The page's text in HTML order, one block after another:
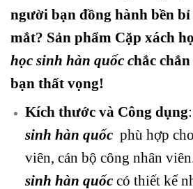
người bạn đồng hành bền
mắt? Sản phẩm Cặp xách
học sinh hàn quốc chắc
bạn thất vọng!
Kích thước và Công dụng:
sinh hàn quốc phù hợp
viên, cán bộ công nhân
sinh hàn quốc có thiết kế